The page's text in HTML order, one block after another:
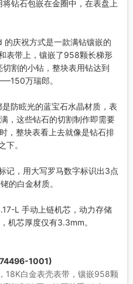
钻石包嵌在金圈中，在表盘上
庆祝方式是一款满钻镶嵌的
表带上，镶嵌了958颗长梯形
割的小钻，整块表用钻达到
万瑞郎。
防眩光的蓝宝石水晶材质，表
，这些钻石的切割制作即需要
，整块表看上去就像是钻石排
下。
记，用大写罗马数字标识出3点
的白金材质。
L 手动上链机芯，动力存储
机芯厚度仅有3.3mm。
1001)
18K白金表壳表带，镶嵌958颗